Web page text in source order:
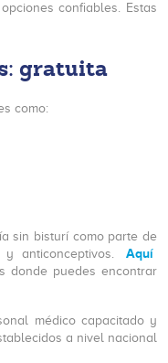
confiables. Estas
gratuita
como:
sin bisturí como parte de
anticonceptivos.
Aquí
donde puedes encontrar
médico capacitado y
a nivel nacional